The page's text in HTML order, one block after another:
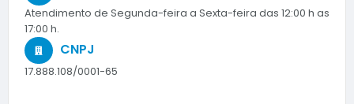
Atendimento de Segunda-feira a Sexta-feira das 12:00 h as
17:00 h.
CNPJ
17.888.108/0001-65